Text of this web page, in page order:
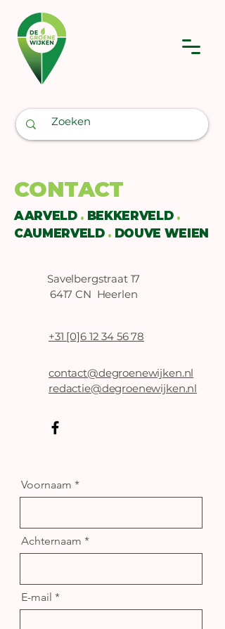
CONTACT
AARVELD .BEKKERVELD .
CAUMERVELD .DOUVE WEIEN
Savelbergstraat 17
6417 CN Heerlen
+31 [0]6 12 34 56 78
contact@degroenewijken.nl
redactie@degroenewijken.nl
Voornaam
Achternaam
E-mail